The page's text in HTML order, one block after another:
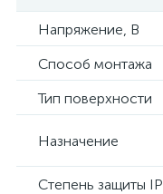
Напряжение, В
Способ монтажа
Тип поверхности
Назначение
Степень защиты IP